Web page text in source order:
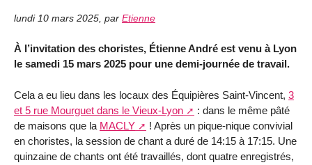
lundi 10 mars 2025 par Etienne
À l’invitation des choristes, Étienne André est venu à Lyon
le samedi 15 mars 2025 pour une demi-journée de travail.
Cela a eu lieu dans les locaux des Équipières Saint-Vincent, 3
et 5 rue Mourguet dans le Vieux-Lyon
: dans le même pâté
de maisons que la MACLY
! Après un pique-nique convivial
en choristes, la session de chant a duré de 14:15 à 17:15. Une
quinzaine de chants ont été travaillés, dont quatre enregistrés,